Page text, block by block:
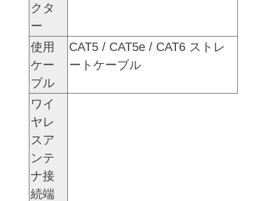
クタ
ー
使用
ケー
ブル
CAT5 / CAT5e / CAT6 ストレ
ートケーブル
ワイ
ヤレ
スア
ンテ
ナ接
続端